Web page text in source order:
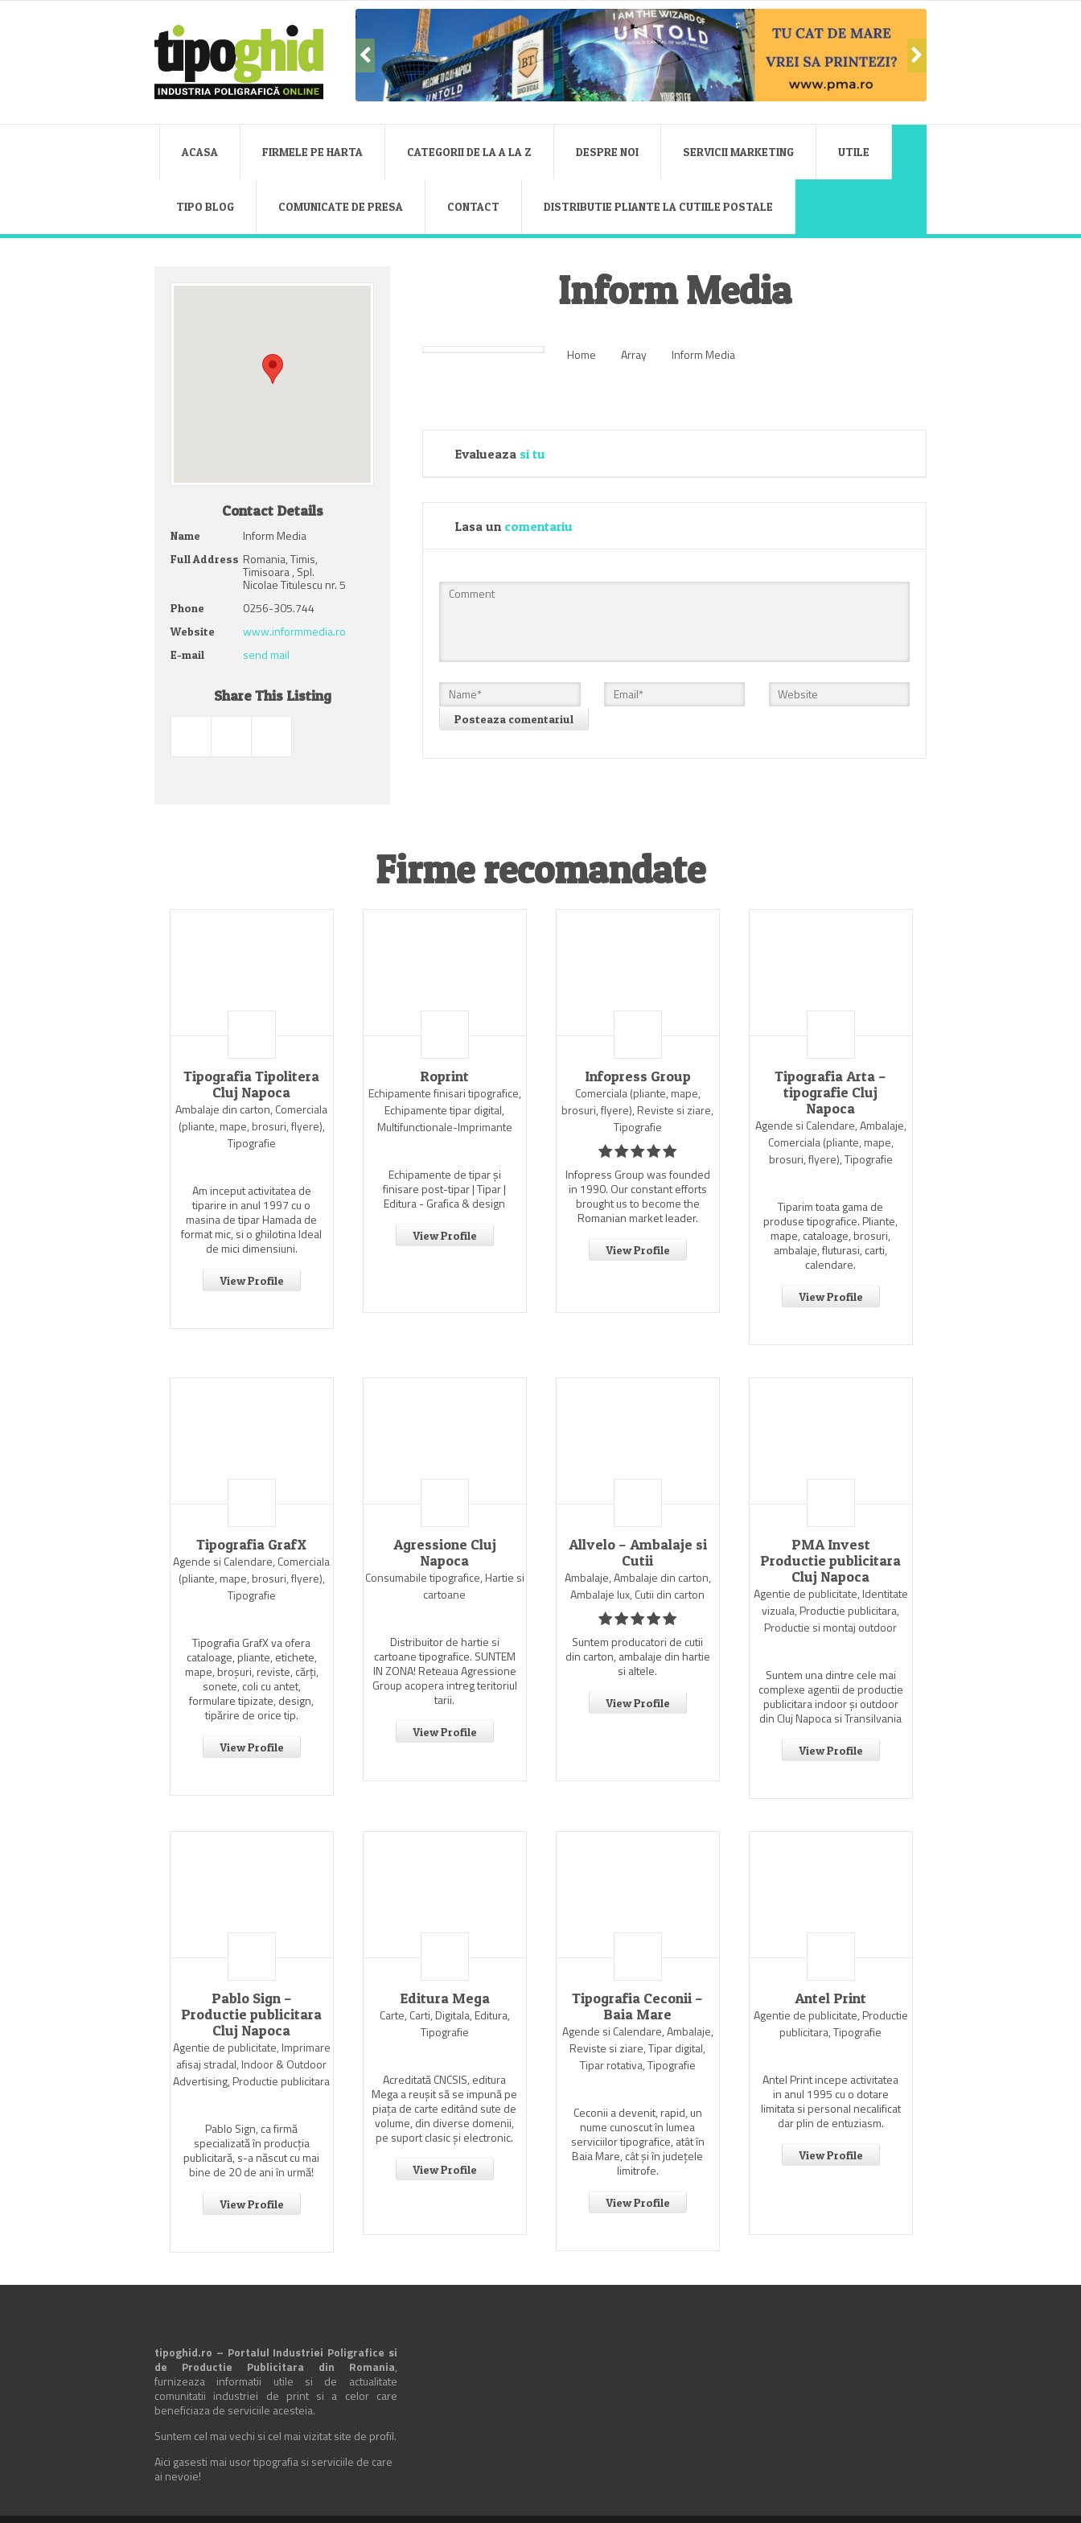
ACASA FIRMELE PE HARTA CATEGORII DE LA A LA Z DESPRE NOI SERVICII MARKETING UTILE
TIPO BLOG COMUNICATE DE PRESA CONTACT DISTRIBUTIE PLIANTE LA CUTIILE POSTALE
Contact Details
Name Inform Media
Full Address Romania, Timis,
Timisoara , Spl.
Nicolae Titulescu nr. 5
Phone 0256-305.744
Website www.informmedia.ro
E-mail send mail
Share This Listing
Inform Media
Home Array Inform Media
Evalueaza si tu
Lasa un comentariu
Firme recomandate
Tipografia Tipolitera
Cluj Napoca
Ambalaje din carton, Comerciala
(pliante, mape, brosuri, flyere),
Tipografie
Am inceput activitatea de
tiparire in anul 1997 cu o
masina de tipar Hamada de
format mic, si o ghilotina Ideal
de mici dimensiuni.
View Profile
Roprint
Echipamente finisari tipografice,
Echipamente tipar digital,
Multifunctionale-Imprimante
Echipamente de tipar și
finisare post-tipar | Tipar |
Editura - Grafica & design
View Profile
Infopress Group
Comerciala (pliante, mape,
brosuri, flyere), Reviste si ziare,
Tipografie
Infopress Group was founded
in 1990. Our constant efforts
brought us to become the
Romanian market leader.
View Profile
Tipografia Arta –
tipografie Cluj
Napoca
Agende si Calendare, Ambalaje,
Comerciala (pliante, mape,
brosuri, flyere), Tipografie
Tiparim toata gama de
produse tipografice. Pliante,
mape, cataloage, brosuri,
ambalaje, fluturasi, carti,
calendare.
View Profile
Tipografia GrafX
Agende si Calendare, Comerciala
(pliante, mape, brosuri, flyere),
Tipografie
Tipografia GrafX va ofera
cataloage, pliante, etichete,
mape, broşuri, reviste, cărţi,
sonete, coli cu antet,
formulare tipizate, design,
tipărire de orice tip.
View Profile
Agressione Cluj
Napoca
Consumabile tipografice, Hartie si
cartoane
Distribuitor de hartie si
cartoane tipografice. SUNTEM
IN ZONA! Reteaua Agressione
Group acopera intreg teritoriul
tarii.
View Profile
Allvelo – Ambalaje si
Cutii
Ambalaje, Ambalaje din carton,
Ambalaje lux, Cutii din carton
Suntem producatori de cutii
din carton, ambalaje din hartie
si altele.
View Profile
PMA Invest
Productie publicitara
Cluj Napoca
Agentie de publicitate, Identitate
vizuala, Productie publicitara,
Productie si montaj outdoor
Suntem una dintre cele mai
complexe agentii de productie
publicitara indoor şi outdoor
din Cluj Napoca si Transilvania
View Profile
Pablo Sign –
Productie publicitara
Cluj Napoca
Agentie de publicitate, Imprimare
afisaj stradal, Indoor & Outdoor
Advertising, Productie publicitara
Pablo Sign, ca firmă
specializată în producția
publicitară, s-a născut cu mai
bine de 20 de ani în urmă!
View Profile
Editura Mega
Carte, Carti, Digitala, Editura,
Tipografie
Acreditată CNCSIS, editura
Mega a reuşit să se impună pe
piaţa de carte editând sute de
volume, din diverse domenii,
pe suport clasic şi electronic.
View Profile
Tipografia Ceconii –
Baia Mare
Agende si Calendare, Ambalaje,
Reviste si ziare, Tipar digital,
Tipar rotativa, Tipografie
Ceconii a devenit, rapid, un
nume cunoscut în lumea
serviciilor tipografice, atât în
Baia Mare, cât şi în judeţele
limitrofe.
View Profile
Antel Print
Agentie de publicitate, Productie
publicitara, Tipografie
Antel Print incepe activitatea
in anul 1995 cu o dotare
limitata si personal necalificat
dar plin de entuziasm.
View Profile
tipoghid.ro – Portalul Industriei Poligrafice si
de Productie Publicitara din Romania,
furnizeaza informatii utile si de actualitate
comunitatii industriei de print si a celor care
beneficiaza de serviciile acesteia.
Suntem cel mai vechi si cel mai vizitat site de profil.
Aici gasesti mai usor tipografia si serviciile de care
ai nevoie!